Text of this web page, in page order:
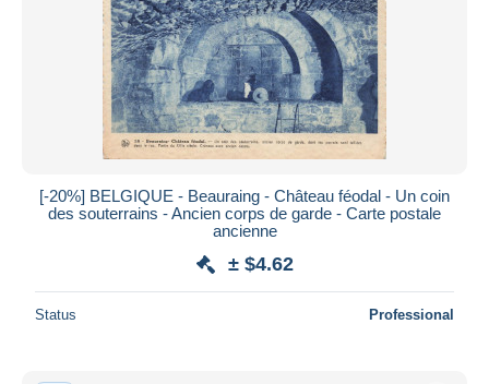
[-20%] BELGIQUE - Beauraing - Château féodal - Un coin
des souterrains - Ancien corps de garde - Carte postale
ancienne
± $4.62
Status Professional